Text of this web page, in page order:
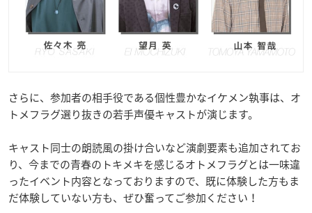
さらに、参加者の相手役である個性豊かなイケメン執事は、オ
トメフラグ選り抜きの若手声優キャストが演じます。
キャスト同士の朗読風の掛け合いなど演劇要素も追加されてお
り、今までの青春のトキメキを感じるオトメフラグとは一味違
ったイベント内容となっておりますので、既に体験した方もま
だ体験していない方も、ぜひ奮ってご参加ください！